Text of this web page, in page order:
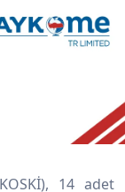
14 adet